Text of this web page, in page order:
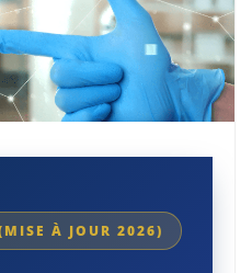
À JOUR 2026)